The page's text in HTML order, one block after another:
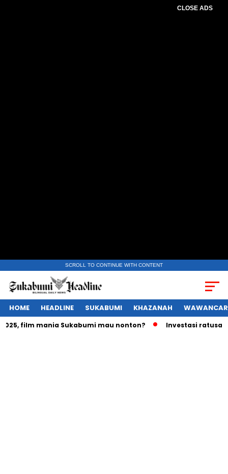
CLOSE ADS
SCROLL TO CONTINUE WITH CONTENT
HOME HEADLINE SUKABUMI KHAZANAH
mania Sukabumi mau nonton? Investasi ratusan